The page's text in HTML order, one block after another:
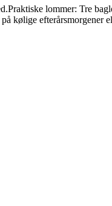
lommer: Tre
efterårsmorgener